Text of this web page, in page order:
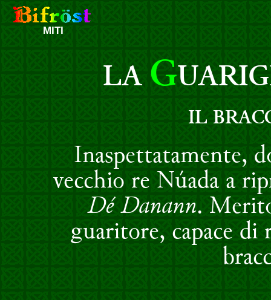
MITI
LA G
IL
Inaspettatamente,
vecchio re Núada a
Dé Danann.
guaritore, capace